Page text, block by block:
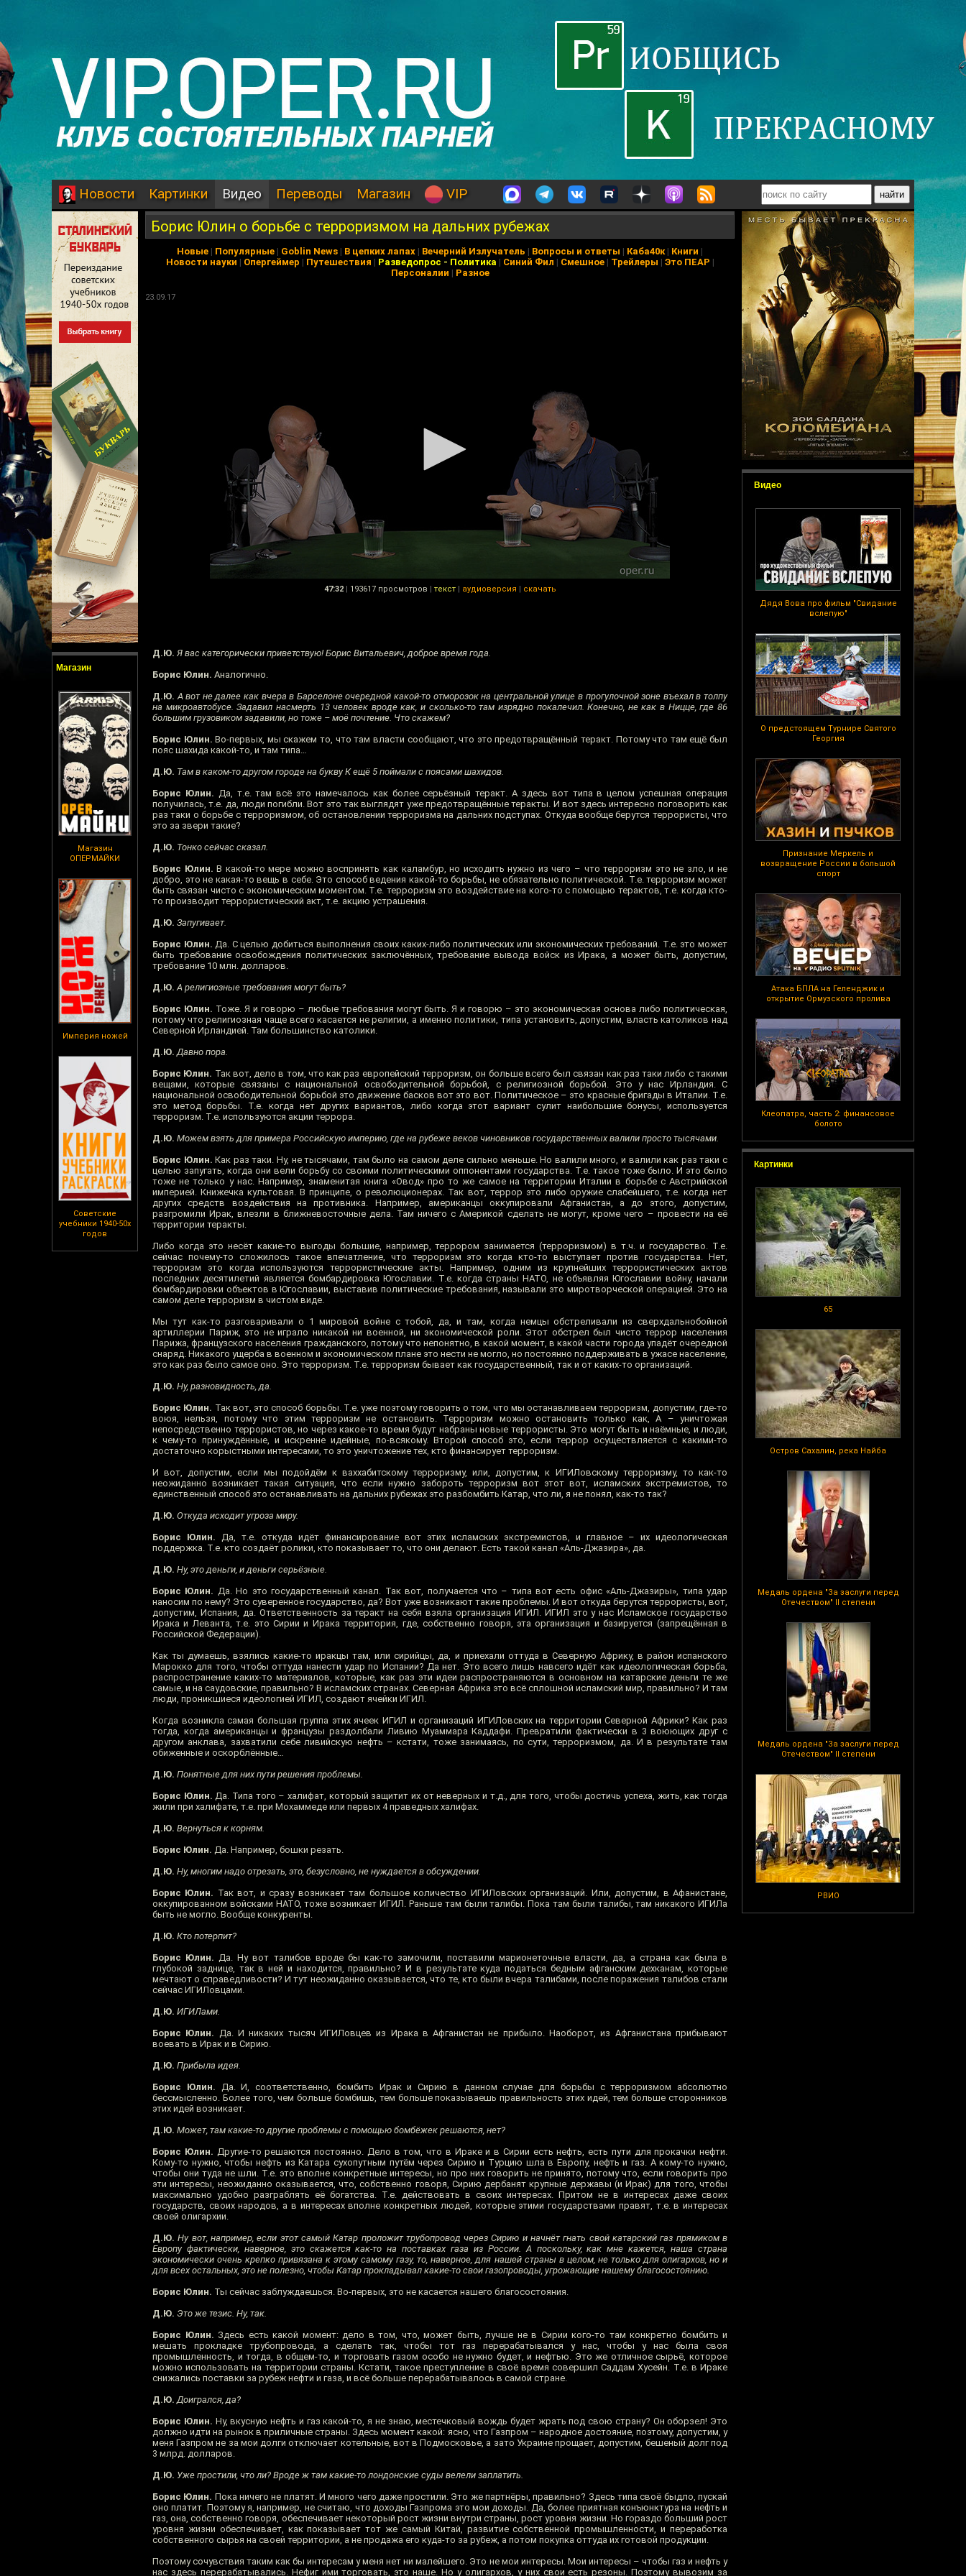
Новости Картинки Видео Переводы Магазин VIP
Магазин
Магазин
ОПЕРМАЙКИ
Империя ножей
Советские
учебники 1940-50х
годов
Видео
Дядя Вова про фильм "Свидание
вслепую"
О предстоящем Турнире Святого
Георгия
Признание Меркель и
возвращение России в большой
спорт
Атака БПЛА на Геленджик и
открытие Ормузского пролива
Клеопатра, часть 2: финансовое
болото
Картинки
65
Остров Сахалин, река Найба
Медаль ордена "За заслуги перед
Отечеством" II степени
Медаль ордена "За заслуги перед
Отечеством" II степени
РВИО
Борис Юлин о борьбе с терроризмом на дальних рубежах
Новые | Популярные | Goblin News | В цепких лапах | Вечерний Излучатель | Вопросы и ответы | Каба40к| Книги |
Новости науки | Опергеймер | Путешествия | Разведопрос - Политика | Синий Фил | Смешное| Трейлеры | Это ПЕАР |
Персоналии | Разное
23.09.17
47:32 | 193617 просмотров | текст | аудиоверсия | скачать
Д.Ю. Я вас категорически приветствую! Борис Витальевич, доброе время года.
Борис Юлин. Аналогично.
Д.Ю. А вот не далее как вчера в Барселоне очередной какой-то отморозок на центральной улице в прогулочной зоне въехал в толпу
на микроавтобусе. Задавил насмерть 13 человек вроде как, и сколько-то там изрядно покалечил. Конечно, не как в Ницце, где 86
большим грузовиком задавили, но тоже – моё почтение. Что скажем?
Борис Юлин. Во-первых, мы скажем то, что там власти сообщают, что это предотвращённый теракт. Потому что там ещё был
пояс шахида какой-то, и там типа…
Д.Ю. Там в каком-то другом городе на букву К ещё 5 поймали с поясами шахидов.
Борис Юлин. Да, т.е. там всё это намечалось как более серьёзный теракт. А здесь вот типа в целом успешная операция
получилась, т.е. да, люди погибли. Вот это так выглядят уже предотвращённые теракты. И вот здесь интересно поговорить как
раз таки о борьбе с терроризмом, об остановлении терроризма на дальних подступах. Откуда вообще берутся террористы, что
это за звери такие?
Д.Ю. Тонко сейчас сказал.
Борис Юлин. В какой-то мере можно воспринять как каламбур, но исходить нужно из чего – что терроризм это не зло, и не
добро, это не какая-то вещь в себе. Это способ ведения какой-то борьбы, не обязательно политической. Т.е. терроризм может
быть связан чисто с экономическим моментом. Т.е. терроризм это воздействие на кого-то с помощью терактов, т.е. когда кто-
то производит террористический акт, т.е. акцию устрашения.
Д.Ю. Запугивает.
Борис Юлин. Да. С целью добиться выполнения своих каких-либо политических или экономических требований. Т.е. это может
быть требование освобождения политических заключённых, требование вывода войск из Ирака, а может быть, допустим,
требование 10 млн. долларов.
Д.Ю. А религиозные требования могут быть?
Борис Юлин. Тоже. Я и говорю – любые требования могут быть. Я и говорю – это экономическая основа либо политическая,
потому что религиозная чаще всего касается не религии, а именно политики, типа установить, допустим, власть католиков над
Северной Ирландией. Там большинство католики.
Д.Ю. Давно пора.
Борис Юлин. Так вот, дело в том, что как раз европейский терроризм, он больше всего был связан как раз таки либо с такими
вещами, которые связаны с национальной освободительной борьбой, с религиозной борьбой. Это у нас Ирландия. С
национальной освободительной борьбой это движение басков вот это вот. Политическое – это красные бригады в Италии. Т.е.
это метод борьбы. Т.е. когда нет других вариантов, либо когда этот вариант сулит наибольшие бонусы, используется
терроризм. Т.е. используются акции террора.
Д.Ю. Можем взять для примера Российскую империю, где на рубеже веков чиновников государственных валили просто тысячами.
Борис Юлин. Как раз таки. Ну, не тысячами, там было на самом деле сильно меньше. Но валили много, и валили как раз таки с
целью запугать, когда они вели борьбу со своими политическими оппонентами государства. Т.е. такое тоже было. И это было
тоже не только у нас. Например, знаменитая книга «Овод» про то же самое на территории Италии в борьбе с Австрийской
империей. Книжечка культовая. В принципе, о революционерах. Так вот, террор это либо оружие слабейшего, т.е. когда нет
других средств воздействия на противника. Например, американцы оккупировали Афганистан, а до этого, допустим,
разгромили Ирак, влезли в ближневосточные дела. Там ничего с Америкой сделать не могут, кроме чего – провести на её
территории теракты.
Либо когда это несёт какие-то выгоды большие, например, террором занимается (терроризмом) в т.ч. и государство. Т.е.
сейчас почему-то сложилось такое впечатление, что терроризм это когда кто-то выступает против государства. Нет,
терроризм это когда используются террористические акты. Например, одним из крупнейших террористических актов
последних десятилетий является бомбардировка Югославии. Т.е. когда страны НАТО, не объявляя Югославии войну, начали
бомбардировки объектов в Югославии, выставив политические требования, называли это миротворческой операцией. Это на
самом деле терроризм в чистом виде.
Мы тут как-то разговаривали о 1 мировой войне с тобой, да, и там, когда немцы обстреливали из сверхдальнобойной
артиллерии Париж, это не играло никакой ни военной, ни экономической роли. Этот обстрел был чисто террор населения
Парижа, французского населения гражданского, потому что непонятно, в какой момент, в какой части города упадёт очередной
снаряд. Никакого ущерба в военном и экономическом плане это нести не могло, но постоянно поддерживать в ужасе население,
это как раз было самое оно. Это терроризм. Т.е. терроризм бывает как государственный, так и от каких-то организаций.
Д.Ю. Ну, разновидность, да.
Борис Юлин. Так вот, это способ борьбы. Т.е. уже поэтому говорить о том, что мы останавливаем терроризм, допустим, где-то
воюя, нельзя, потому что этим терроризм не остановить. Терроризм можно остановить только как, А – уничтожая
непосредственно террористов, но через какое-то время будут набраны новые террористы. Это могут быть и наёмные, и люди,
к чему-то принуждённые, и искренне идейные, по-всякому. Второй способ это, если террор осуществляется с какими-то
достаточно корыстными интересами, то это уничтожение тех, кто финансирует терроризм.
И вот, допустим, если мы подойдём к ваххабитскому терроризму, или, допустим, к ИГИЛовскому терроризму, то как-то
неожиданно возникает такая ситуация, что если нужно забороть терроризм вот этот вот, исламских экстремистов, то
единственный способ это останавливать на дальних рубежах это разбомбить Катар, что ли, я не понял, как-то так?
Д.Ю. Откуда исходит угроза миру.
Борис Юлин. Да, т.е. откуда идёт финансирование вот этих исламских экстремистов, и главное – их идеологическая
поддержка. Т.е. кто создаёт ролики, кто показывает то, что они делают. Есть такой канал «Аль-Джазира», да.
Д.Ю. Ну, это деньги, и деньги серьёзные.
Борис Юлин. Да. Но это государственный канал. Так вот, получается что – типа вот есть офис «Аль-Джазиры», типа удар
наносим по нему? Это суверенное государство, да? Вот уже возникают такие проблемы. И вот откуда берутся террористы, вот,
допустим, Испания, да. Ответственность за теракт на себя взяла организация ИГИЛ. ИГИЛ это у нас Исламское государство
Ирака и Леванта, т.е. это Сирии и Ирака территория, где, собственно говоря, эта организация и базируется (запрещённая в
Российской Федерации).
Как ты думаешь, взялись какие-то иракцы там, или сирийцы, да, и приехали оттуда в Северную Африку, в район испанского
Марокко для того, чтобы оттуда нанести удар по Испании? Да нет. Это всего лишь навсего идёт как идеологическая борьба,
распространение каких-то материалов, которые, как раз эти идеи распространяются в основном на катарские деньги те же
самые, и на саудовские, правильно? В исламских странах. Северная Африка это всё сплошной исламский мир, правильно? И там
люди, проникшиеся идеологией ИГИЛ, создают ячейки ИГИЛ.
Когда возникла самая большая группа этих ячеек ИГИЛ и организаций ИГИЛовских на территории Северной Африки? Как раз
тогда, когда американцы и французы раздолбали Ливию Муаммара Каддафи. Превратили фактически в 3 воюющих друг с
другом анклава, захватили себе ливийскую нефть – кстати, тоже занимаясь, по сути, терроризмом, да. И в результате там
обиженные и оскорблённые…
Д.Ю. Понятные для них пути решения проблемы.
Борис Юлин. Да. Типа того – халифат, который защитит их от неверных и т.д., для того, чтобы достичь успеха, жить, как тогда
жили при халифате, т.е. при Мохаммеде или первых 4 праведных халифах.
Д.Ю. Вернуться к корням.
Борис Юлин. Да. Например, бошки резать.
Д.Ю. Ну, многим надо отрезать, это, безусловно, не нуждается в обсуждении.
Борис Юлин. Так вот, и сразу возникает там большое количество ИГИЛовских организаций. Или, допустим, в Афанистане,
оккупированном войсками НАТО, тоже возникает ИГИЛ. Раньше там были талибы. Пока там были талибы, там никакого ИГИЛа
быть не могло. Вообще конкуренты.
Д.Ю. Кто потерпит?
Борис Юлин. Да. Ну вот талибов вроде бы как-то замочили, поставили марионеточные власти, да, а страна как была в
глубокой заднице, так в ней и находится, правильно? И в результате куда податься бедным афганским дехканам, которые
мечтают о справедливости? И тут неожиданно оказывается, что те, кто были вчера талибами, после поражения талибов стали
сейчас ИГИЛовцами.
Д.Ю. ИГИЛами.
Борис Юлин. Да. И никаких тысяч ИГИЛовцев из Ирака в Афганистан не прибыло. Наоборот, из Афганистана прибывают
воевать в Ирак и в Сирию.
Д.Ю. Прибыла идея.
Борис Юлин. Да. И, соответственно, бомбить Ирак и Сирию в данном случае для борьбы с терроризмом абсолютно
бессмысленно. Более того, чем больше бомбишь, тем больше показываешь правильность этих идей, тем больше сторонников
этих идей возникает.
Д.Ю. Может, там какие-то другие проблемы с помощью бомбёжек решаются, нет?
Борис Юлин. Другие-то решаются постоянно. Дело в том, что в Ираке и в Сирии есть нефть, есть пути для прокачки нефти.
Кому-то нужно, чтобы нефть из Катара сухопутным путём через Сирию и Турцию шла в Европу, нефть и газ. А кому-то нужно,
чтобы они туда не шли. Т.е. это вполне конкретные интересы, но про них говорить не принято, потому что, если говорить про
эти интересы, неожиданно оказывается, что, собственно говоря, Сирию дербанят крупные державы (и Ирак) для того, чтобы
максимально удобно разграблять её богатства. Т.е. действовать в своих интересах. Притом не в интересах даже своих
государств, своих народов, а в интересах вполне конкретных людей, которые этими государствами правят, т.е. в интересах
своей олигархии.
Д.Ю. Ну вот, например, если этот самый Катар проложит трубопровод через Сирию и начнёт гнать свой катарский газ прямиком в
Европу фактически, наверное, это скажется как-то на поставках газа из России. А поскольку, как мне кажется, наша страна
экономически очень крепко привязана к этому самому газу, то, наверное, для нашей страны в целом, не только для олигархов, но и
для всех остальных, это не полезно, чтобы Катар прокладывал какие-то свои газопроводы, угрожающие нашему благосостоянию.
Борис Юлин. Ты сейчас заблуждаешься. Во-первых, это не касается нашего благосостояния.
Д.Ю. Это же тезис. Ну, так.
Борис Юлин. Здесь есть какой момент: дело в том, что, может быть, лучше не в Сирии кого-то там конкретно бомбить и
мешать прокладке трубопровода, а сделать так, чтобы тот газ перерабатывался у нас, чтобы у нас была своя
промышленность, и тогда, в общем-то, и торговать газом особо не нужно будет, и нефтью. Это же отличное сырьё, которое
можно использовать на территории страны. Кстати, такое преступление в своё время совершил Саддам Хусейн. Т.е. в Ираке
снижались поставки за рубеж нефти и газа, и всё больше перерабатывалось в самой стране.
Д.Ю. Доигрался, да?
Борис Юлин. Ну, вкусную нефть и газ какой-то, я не знаю, местечковый вождь будет жрать под свою страну? Он оборзел! Это
должно идти на рынок в приличные страны. Здесь момент какой: ясно, что Газпром – народное достояние, поэтому, допустим, у
меня Газпром не за мои долги отключает котельные, вот в Подмосковье, а зато Украине прощает, допустим, бешеный долг под
3 млрд. долларов.
Д.Ю. Уже простили, что ли? Вроде ж там какие-то лондонские суды велели заплатить.
Борис Юлин. Пока ничего не платят. И много чего даже простили. Это же партнёры, правильно? Здесь типа своё быдло, пускай
оно платит. Поэтому я, например, не считаю, что доходы Газпрома это мои доходы. Да, более приятная конъюнктура на нефть и
газ, она, собственно говоря, обеспечивает некоторый рост жизни внутри страны, рост уровня жизни. Но гораздо больший рост
уровня жизни обеспечивает, как показывает тот же самый Китай, развитие собственной промышленности, и переработка
собственного сырья на своей территории, а не продажа его куда-то за рубеж, а потом покупка оттуда их готовой продукции.
Поэтому сочувствия таким как бы интересам у меня нет ни малейшего. Это не мои интересы. Мои интересы – чтобы газ и нефть у
нас здесь перерабатывались. Нефиг ими торговать, это наше. Но у олигархов, у них свои есть резоны. Поэтому вывозим за